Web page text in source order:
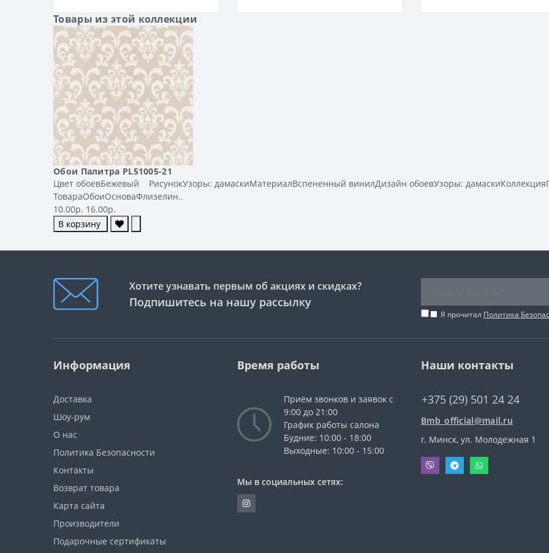
Тип
Товары из этой коллекции
Обои Палитра PL51005-21
Цвет обоевБежевый РисунокУзоры: дамаскиМатериалВспененный винилДизайн обоевУзоры:
ТовараОбоиОсноваФлизелин..
10.00р. 16.00р.
В корзину
Хотите узнавать первым об акциях и скидках?
Подпишитесь на нашу рассылку
Я прочитал Политика
Информация
Доставка
Шоу-рум
О нас
Политика Безопасности
Контакты
Возврат товара
Карта сайта
Производители
Подарочные сертификаты
Время работы
Приём звонков и заявок с
9:00 до 21:00
График работы салона
Будние: 10:00 - 18:00
Выходные: 10:00 - 15:00
Мы в социальных сетях:
Наши контакты
+375 (29) 501 24 24
Bmb_official@mail.ru
г. Минск, ул. Молодежная 1